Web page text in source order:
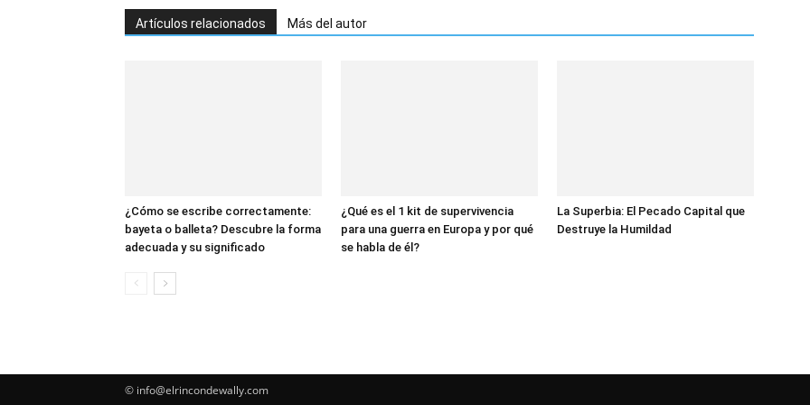
Artículos relacionados Más del autor
¿Cómo se escribe correctamente:
bayeta o balleta? Descubre la forma
adecuada y su significado
¿Qué es el 1 kit de supervivencia
para una guerra en Europa y por qué
se habla de él?
La Superbia: El Pecado Capital que
Destruye la Humildad
© info@elrincondewally.com